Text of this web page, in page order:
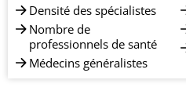
Densité des spécialistes
Nombre de
professionnels de santé
Médecins généralistes